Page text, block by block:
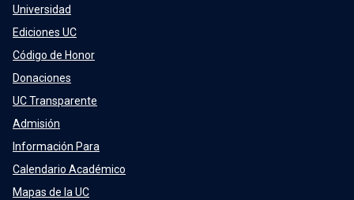
Universidad
Ediciones UC
Código de Honor
Donaciones
UC Transparente
Admisión
Información Para
Calendario Académico
Mapas de la UC